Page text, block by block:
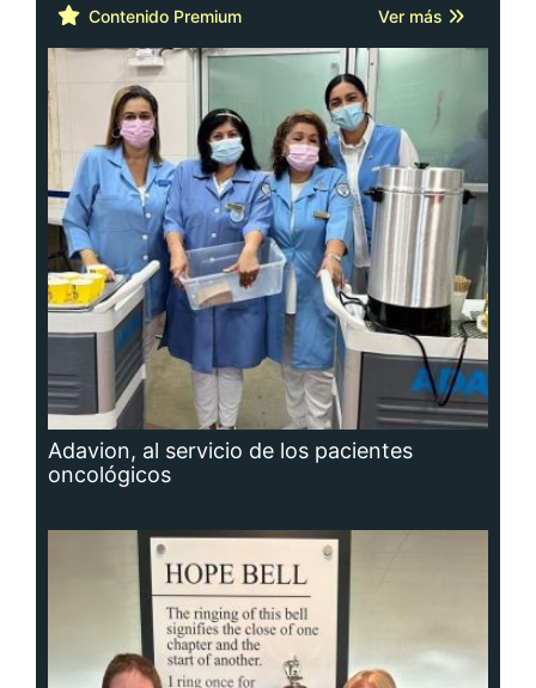
Contenido Premium Ver más
Adavion, al servicio de los pacientes
oncológicos